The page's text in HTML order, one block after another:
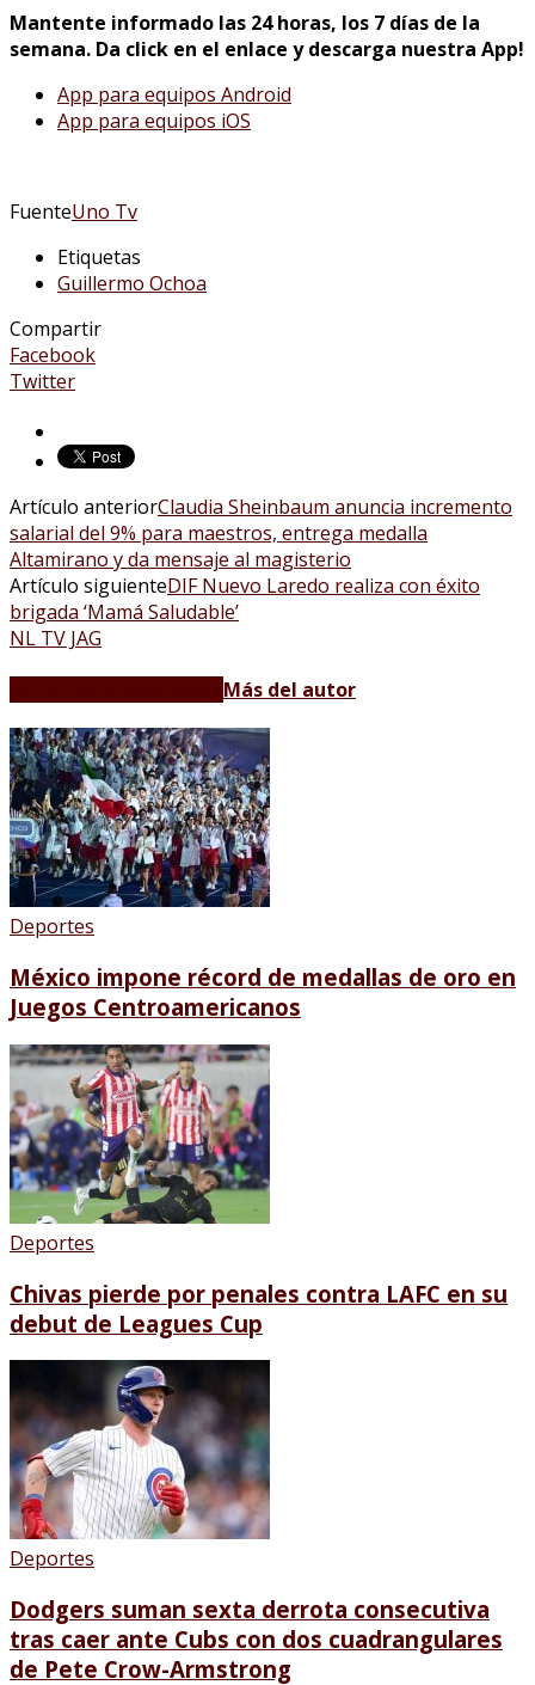
Mantente informado las 24 horas, los 7 días de la
semana. Da click en el enlace y descarga nuestra App!
App para equipos Android
App para equipos iOS
FuenteUno Tv
Etiquetas
Guillermo Ochoa
Compartir
Facebook
Twitter
Artículo anteriorClaudia Sheinbaum anuncia incremento
salarial del 9% para maestros, entrega medalla
Altamirano y da mensaje al magisterio
Artículo siguienteDIF Nuevo Laredo realiza con éxito
brigada ‘Mamá Saludable’
NL TV JAG
Más del autor
Deportes
México impone récord de medallas de oro en
Juegos Centroamericanos
Deportes
Chivas pierde por penales contra LAFC en su
debut de Leagues Cup
Deportes
Dodgers suman sexta derrota consecutiva
tras caer ante Cubs con dos cuadrangulares
de Pete Crow-Armstrong